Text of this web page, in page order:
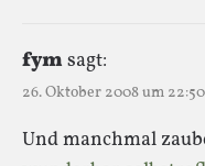
fymsagt:
26. Oktober 2008 um
Und manchmal